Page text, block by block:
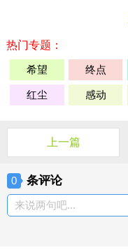
热门专题：
希望 终点
红尘 感动
上一篇
0 条评论
来说两句吧...